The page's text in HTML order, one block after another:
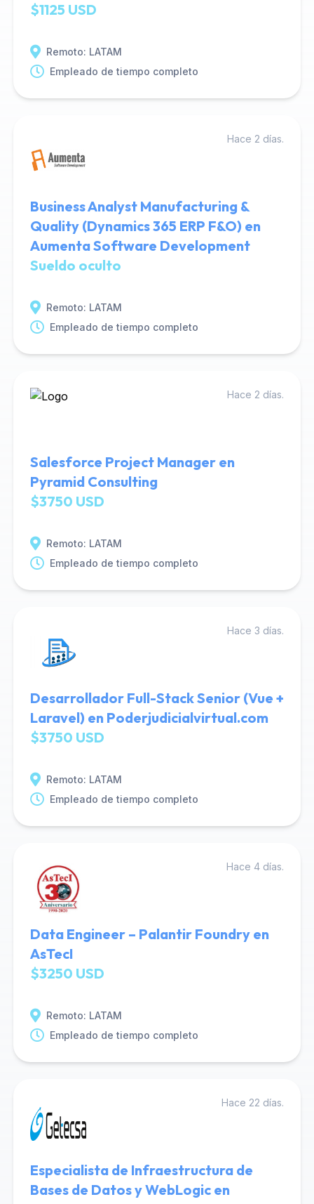
$1125 USD
Remoto: LATAM
Empleado de tiempo completo
Hace 2 días.
Business Analyst Manufacturing &
Quality (Dynamics 365 ERP F&O) en
Aumenta Software Development
Sueldo oculto
Remoto: LATAM
Empleado de tiempo completo
Hace 2 días.
Salesforce Project Manager en
Pyramid Consulting
$3750 USD
Remoto: LATAM
Empleado de tiempo completo
Hace 3 días.
Desarrollador Full-Stack Senior (Vue +
Laravel) en Poderjudicialvirtual.com
$3750 USD
Remoto: LATAM
Empleado de tiempo completo
Hace 4 días.
Data Engineer – Palantir Foundry en
AsTecI
$3250 USD
Remoto: LATAM
Empleado de tiempo completo
Hace 22 días.
Especialista de Infraestructura de
Bases de Datos y WebLogic en